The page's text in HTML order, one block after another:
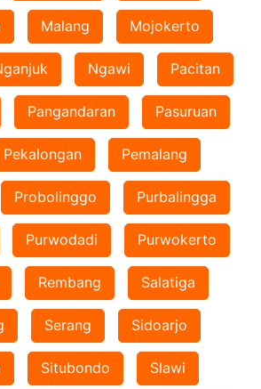
Malang Mojokerto
Ngawi Pacitan
Pangandaran Pasuruan
Pekalongan Pemalang
Probolinggo Purbalingga
Purwodadi Purwokerto
Rembang Salatiga
Serang Sidoarjo
Situbondo Slawi